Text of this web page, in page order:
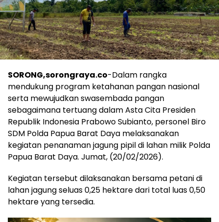
SORONG,sorongraya.co-Dalam rangka
mendukung program ketahanan pangan nasional
serta mewujudkan swasembada pangan
sebagaimana tertuang dalam Asta Cita Presiden
Republik Indonesia Prabowo Subianto, personel Biro
SDM Polda Papua Barat Daya melaksanakan
kegiatan penanaman jagung pipil di lahan milik Polda
Papua Barat Daya. Jumat, (20/02/2026).
Kegiatan tersebut dilaksanakan bersama petani di
lahan jagung seluas 0,25 hektare dari total luas 0,50
hektare yang tersedia.